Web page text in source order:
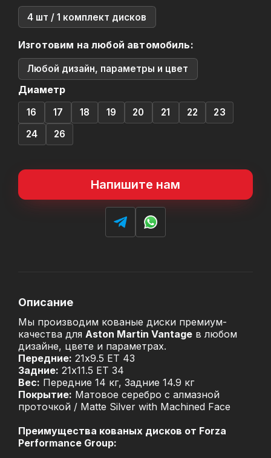
4 шт / 1 комплект дисков
Изготовим на любой автомобиль:
Любой дизайн, параметры и цвет
Диаметр
16 17 18 19 20 21 22
23
24
26
Напишите нам
Описание
Мы производим кованые диски премиум-
качества для Aston Martin Vantage в любом
дизайне, цвете и параметрах.
Передние: 21x9.5 ET 43
Задние: 21x11.5 ET 34
Вес: Передние 14 кг, Задние 14.9 кг
Покрытие: Матовое серебро с алмазной
проточкой / Matte Silver with Machined Face
Преимущества кованых дисков от Forza
Performance Group: